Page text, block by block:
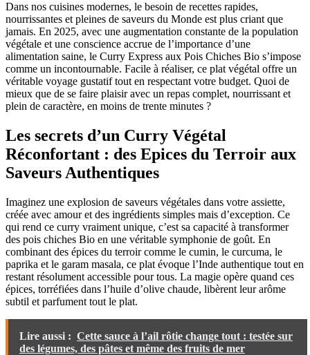
Dans nos cuisines modernes, le besoin de recettes rapides,
nourrissantes et pleines de saveurs du Monde est plus criant que
jamais. En 2025, avec une augmentation constante de la population
végétale et une conscience accrue de l’importance d’une
alimentation saine, le Curry Express aux Pois Chiches Bio s’impose
comme un incontournable. Facile à réaliser, ce plat végétal offre un
véritable voyage gustatif tout en respectant votre budget. Quoi de
mieux que de se faire plaisir avec un repas complet, nourrissant et
plein de caractère, en moins de trente minutes ?
Les secrets d’un Curry Végétal
Réconfortant : des Epices du Terroir aux
Saveurs Authentiques
Imaginez une explosion de saveurs végétales dans votre assiette,
créée avec amour et des ingrédients simples mais d’exception. Ce
qui rend ce curry vraiment unique, c’est sa capacité à transformer
des pois chiches Bio en une véritable symphonie de goût. En
combinant des épices du terroir comme le cumin, le curcuma, le
paprika et le garam masala, ce plat évoque l’Inde authentique tout en
restant résolument accessible pour tous. La magie opère quand ces
épices, torréfiées dans l’huile d’olive chaude, libèrent leur arôme
subtil et parfument tout le plat.
Lire aussi : Cette sauce à l’ail rôtie change tout : testée sur
des légumes, des pâtes et même des fruits de mer